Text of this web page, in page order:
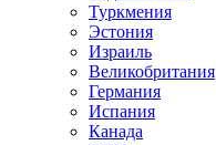
Туркмения
Эстония
Израиль
Великобритания
Германия
Испания
Канада